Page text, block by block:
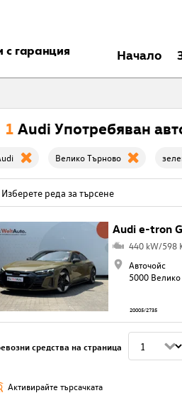
гаранция Началo
1 Audi Употребяван
Велико Търново
Audi e-tron
440 kW/598
Авточойс
5000
20005/2735
средства на страница
Активирайте търсачката